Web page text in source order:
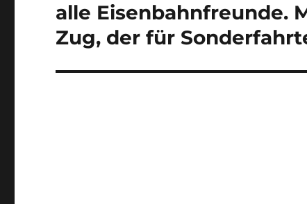
alle Eisenbahnfreunde.
Zug, der für